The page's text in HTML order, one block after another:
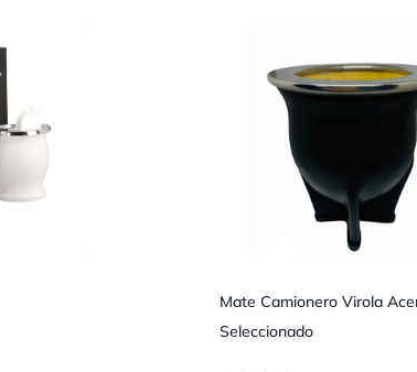
Mate Camionero Virola
Seleccionado